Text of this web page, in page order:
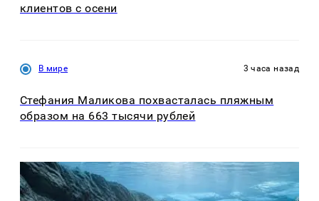
клиентов с осени
В мире 3 часа назад
Стефания Маликова похвасталась пляжным
образом на 663 тысячи рублей